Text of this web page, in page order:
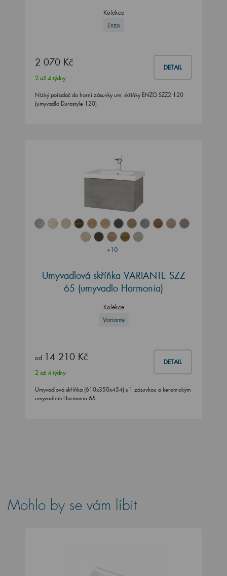
Kolekce
Enzo
2 070 Kč DETAIL
2 až 4 týdny
Nízký pořadač do horní zásuvky um. skříňky ENZO SZZ2 120
(umyvadlo Durastyle 120)
+10
Umyvadlová skříňka VARIANTE SZZ
65 (umyvadlo Harmonia)
Kolekce
Variante
od 14 210 Kč DETAIL
2 až 4 týdny
Umyvadlová skříňka (610x350x454) s 1 zásuvkou a keramickým
umyvadlem Harmonia 65
Mohlo by se vám líbit